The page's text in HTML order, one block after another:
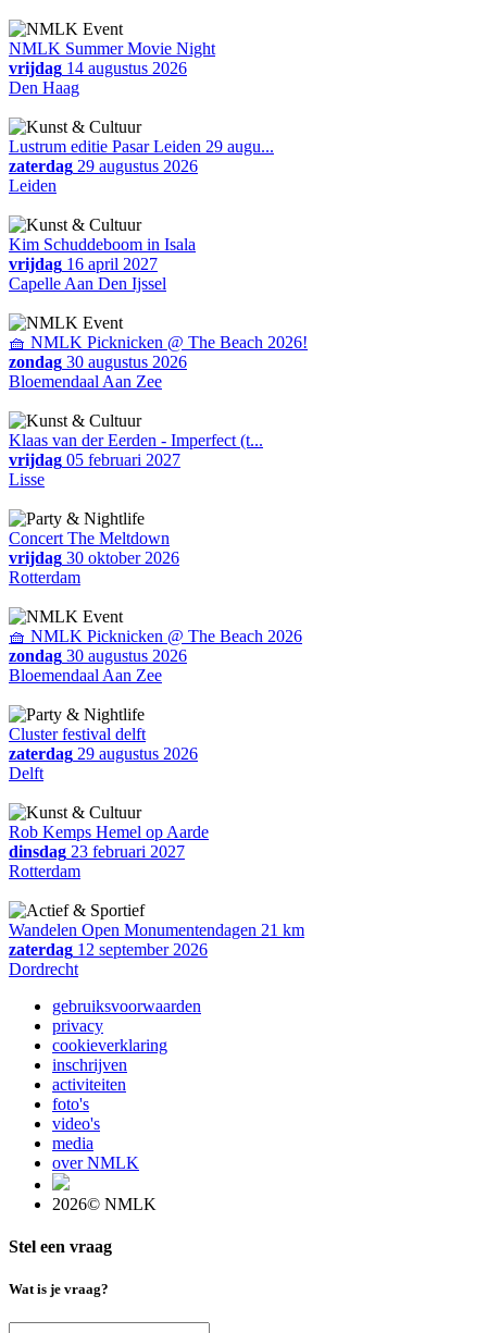
NMLK Summer Movie Night
vrijdag 14 augustus 2026
Den Haag
Lustrum editie Pasar Leiden 29 augu...
zaterdag 29 augustus 2026
Leiden
Kim Schuddeboom in Isala
vrijdag 16 april 2027
Capelle Aan Den Ijssel
🧺 NMLK Picknicken @ The Beach 2026!
zondag 30 augustus 2026
Bloemendaal Aan Zee
Klaas van der Eerden - Imperfect (t...
vrijdag 05 februari 2027
Lisse
Concert The Meltdown
vrijdag 30 oktober 2026
Rotterdam
🧺 NMLK Picknicken @ The Beach 2026
zondag 30 augustus 2026
Bloemendaal Aan Zee
Cluster festival delft
zaterdag 29 augustus 2026
Delft
Rob Kemps Hemel op Aarde
dinsdag 23 februari 2027
Rotterdam
Wandelen Open Monumentendagen 21 km
zaterdag 12 september 2026
Dordrecht
gebruiksvoorwaarden
privacy
cookieverklaring
inschrijven
activiteiten
foto's
video's
media
over NMLK
2026© NMLK
Stel een vraag
Wat is je vraag?